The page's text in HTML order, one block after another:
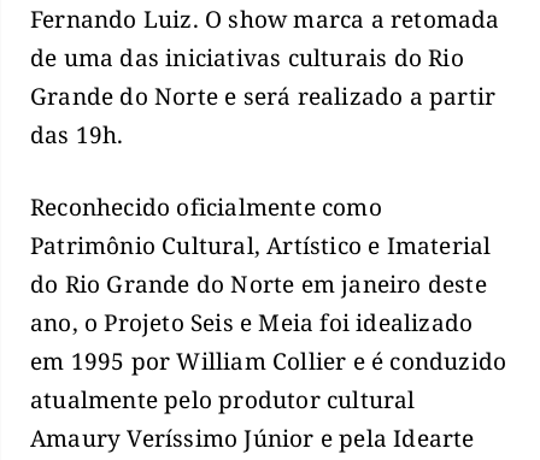
Fernando Luiz. O show marca a retomada
de uma das iniciativas culturais do Rio
Grande do Norte e será realizado a partir
das 19h.
Reconhecido oficialmente como
Patrimônio Cultural, Artístico e Imaterial
do Rio Grande do Norte em janeiro deste
ano, o Projeto Seis e Meia foi idealizado
em 1995 por William Collier e é conduzido
atualmente pelo produtor cultural
Amaury Veríssimo Júnior e pela Idearte